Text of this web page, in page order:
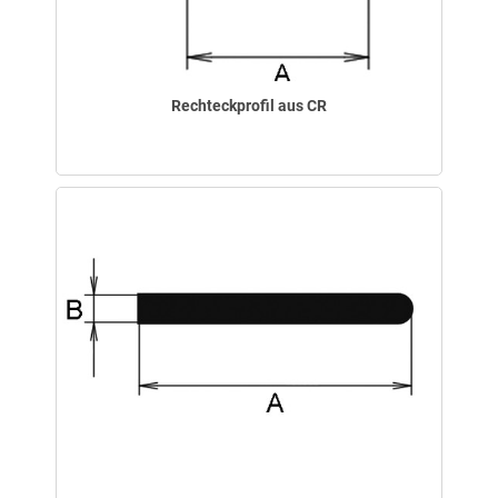
Rechteckprofil aus CR